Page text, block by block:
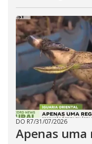
DO R7/31/07/2026
Apenas uma